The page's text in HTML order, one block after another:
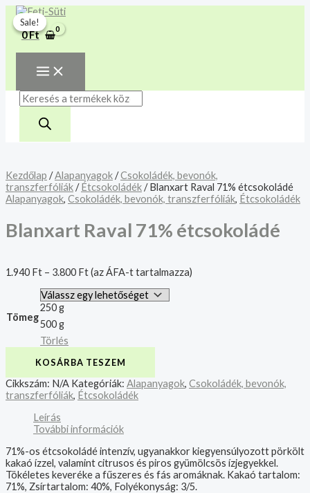
Skip
to
content
0Ft
MAIN
MENU
Products
search
Kezdőlap /Alapanyagok/Csokoládék, bevonók,
transzferfóliák/Étcsokoládék/ Blanxart Raval 71% étcsokoládé
Alapanyagok, Csokoládék, bevonók, transzferfóliák, Étcsokoládék
Blanxart Raval 71% étcsokoládé
1.940 Ft – 3.800 Ft(az ÁFA-t tartalmazza)
Tömeg
250 g
500 g
Törlés
Blanxart
Raval
71%
étcsokoládé
mennyiség
KOSÁRBA TESZEM
Cikkszám: N/A Kategóriák: Alapanyagok, Csokoládék, bevonók,
transzferfóliák, Étcsokoládék
Leírás
További információk
71%-os étcsokoládé intenzív, ugyanakkor kiegyensúlyozott pörkölt
kakaó ízzel, valamint citrusos és piros gyümölcsös ízjegyekkel.
Tökéletes keveréke a fűszeres és fás aromáknak. Kakaó tartalom:
71%, Zsírtartalom: 40%, Folyékonyság: 3/5.
Sale!
Sale!
A mélyhűtött termékeket
csakis saját felelősségre
adjuk át futárszolgálatnak,
tekintettel a feloldási időre.